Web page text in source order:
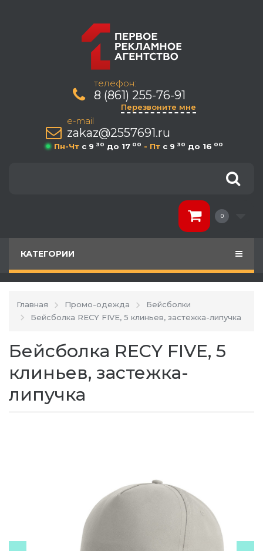
телефон:
8 (861) 255-76-91
Перезвоните мне
e-mail
zakaz@2557691.ru
Пн-Чт c 9 30 до 17 00 - Пт c 9 30 до 16 00
0
КАТЕГОРИИ
Главная Промо-одежда
Бейсболки
Бейсболка RECY FIVE, 5 клиньев, застежка-липучка
Бейсболка RECY FIVE, 5
клиньев, застежка-
липучка